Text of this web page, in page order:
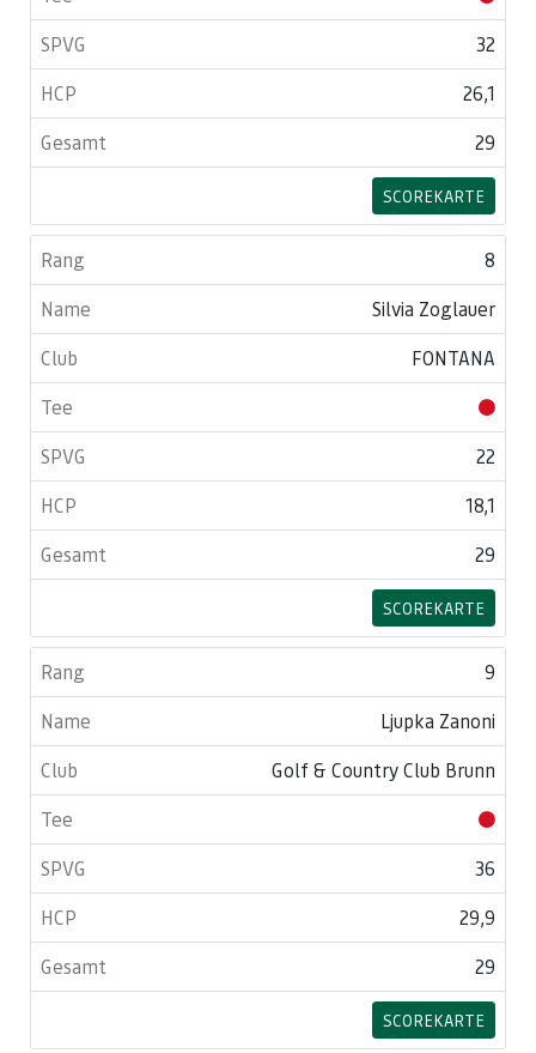
32
26,1
29
SCOREKARTE
8
Silvia Zoglauer
FONTANA
22
18,1
29
SCOREKARTE
9
Ljupka Zanoni
Golf & Country Club Brunn
36
29,9
29
SCOREKARTE